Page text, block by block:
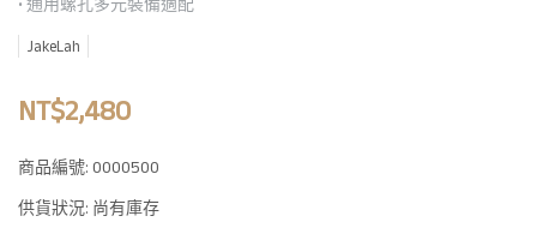
JakeLah
NT$2,480
商品編號: 0000500
供貨狀況: 尚有庫存